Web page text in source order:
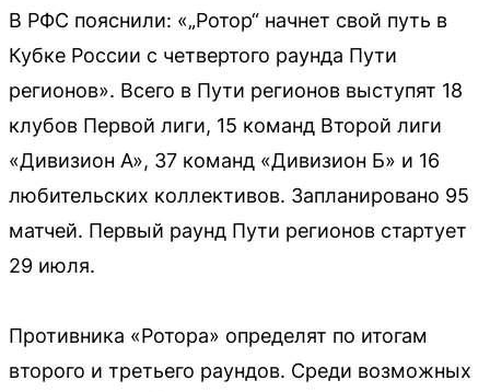
В РФС пояснили: «„Ротор“ начнет свой путь в
Кубке России с четвертого раунда Пути
регионов». Всего в Пути регионов выступят 18
клубов Первой лиги, 15 команд Второй лиги
«Дивизион А», 37 команд «Дивизион Б» и 16
любительских коллективов. Запланировано 95
матчей. Первый раунд Пути регионов стартует
29 июля.
Противника «Ротора» определят по итогам
второго и третьего раундов. Среди возможных